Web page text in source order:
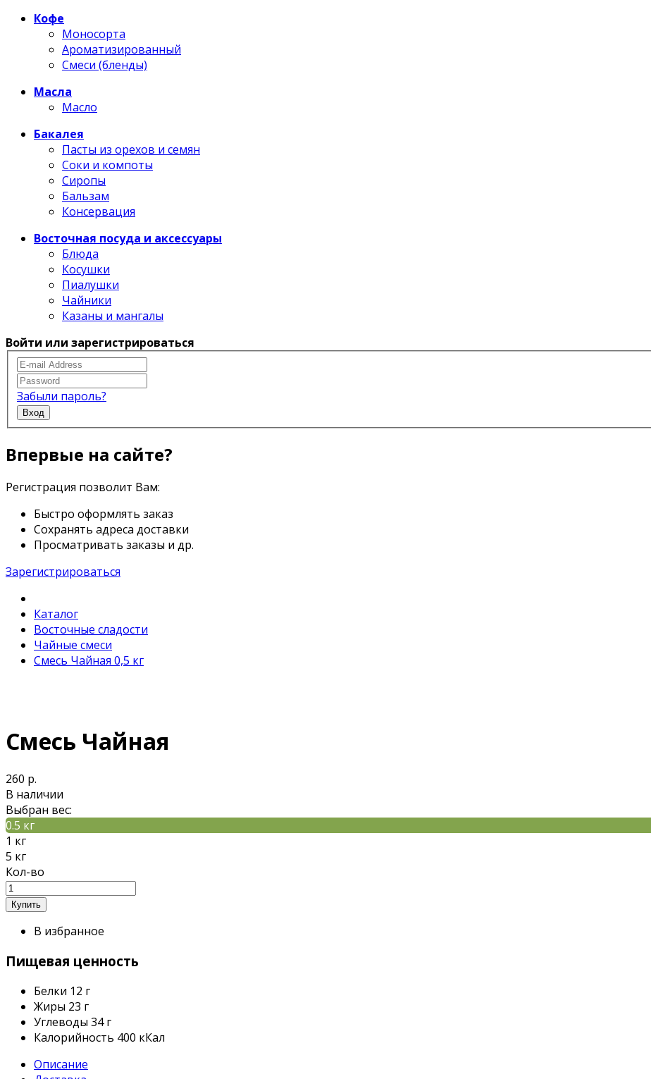
Кофе
Моносорта
Ароматизированный
Смеси (бленды)
Масла
Масло
Бакалея
Пасты из орехов и семян
Соки и компоты
Сиропы
Бальзам
Консервация
Восточная посуда и аксессуары
Блюда
Косушки
Пиалушки
Чайники
Казаны и мангалы
Войти или зарегистрироваться
Забыли пароль?
Вход
Впервые на сайте?
Регистрация позволит Вам:
Быстро оформлять заказ
Сохранять адреса доставки
Просматривать заказы и др.
Зарегистрироваться
Каталог
Восточные сладости
Чайные смеси
Смесь Чайная 0,5 кг
Смесь Чайная
260 р.
В наличии
Выбран вес:
0.5 кг
1 кг
5 кг
Кол-во
В избранное
Пищевая ценность
Белки 12 г
Жиры 23 г
Углеводы 34 г
Калорийность 400 кКал
Описание